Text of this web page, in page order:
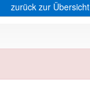
zurück zur Übersicht